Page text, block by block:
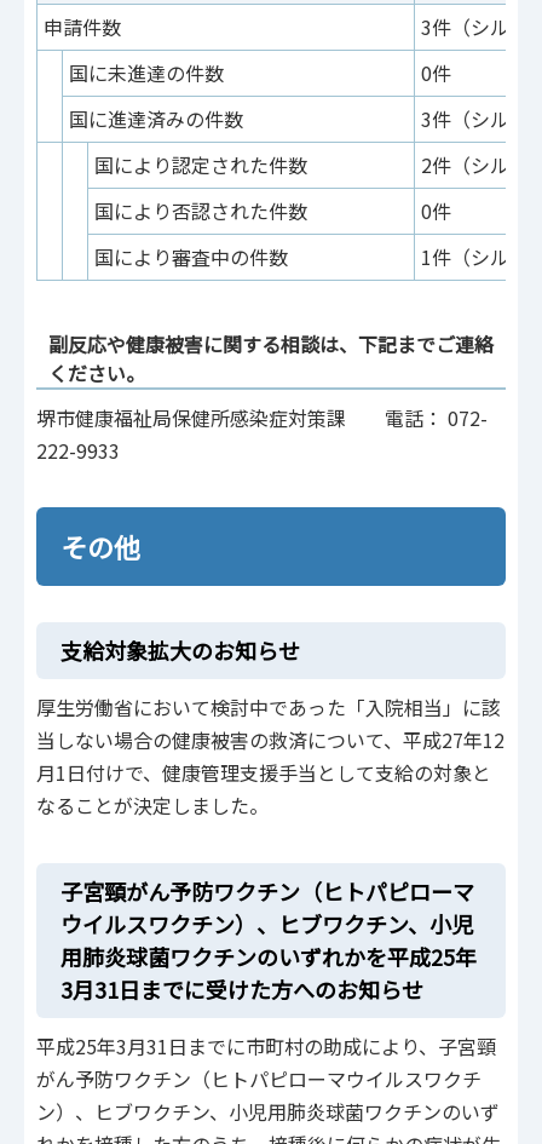
申請件数
3件（シルガ
国に未進達の件数
0件
国に進達済みの件数
3件（シルガ
国により認定された件数
2件（シルガ
国により否認された件数
0件
国により審査中の件数
1件（シルガ
副反応や健康被害に関する相談は、下記までご連絡
ください。
堺市健康福祉局保健所感染症対策課 電話： 072-
222-9933
その他
支給対象拡大のお知らせ
厚生労働省において検討中であった「入院相当」に該
当しない場合の健康被害の救済について、平成27年12
月1日付けで、健康管理支援手当として支給の対象と
なることが決定しました。
子宮頸がん予防ワクチン（ヒトパピローマ
ウイルスワクチン）、ヒブワクチン、小児
用肺炎球菌ワクチンのいずれかを平成25年
3月31日までに受けた方へのお知らせ
平成25年3月31日までに市町村の助成により、子宮頸
がん予防ワクチン（ヒトパピローマウイルスワクチ
ン）、ヒブワクチン、小児用肺炎球菌ワクチンのいず